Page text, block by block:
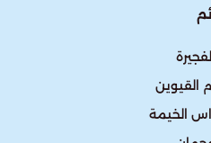
القيوين
الخيمة